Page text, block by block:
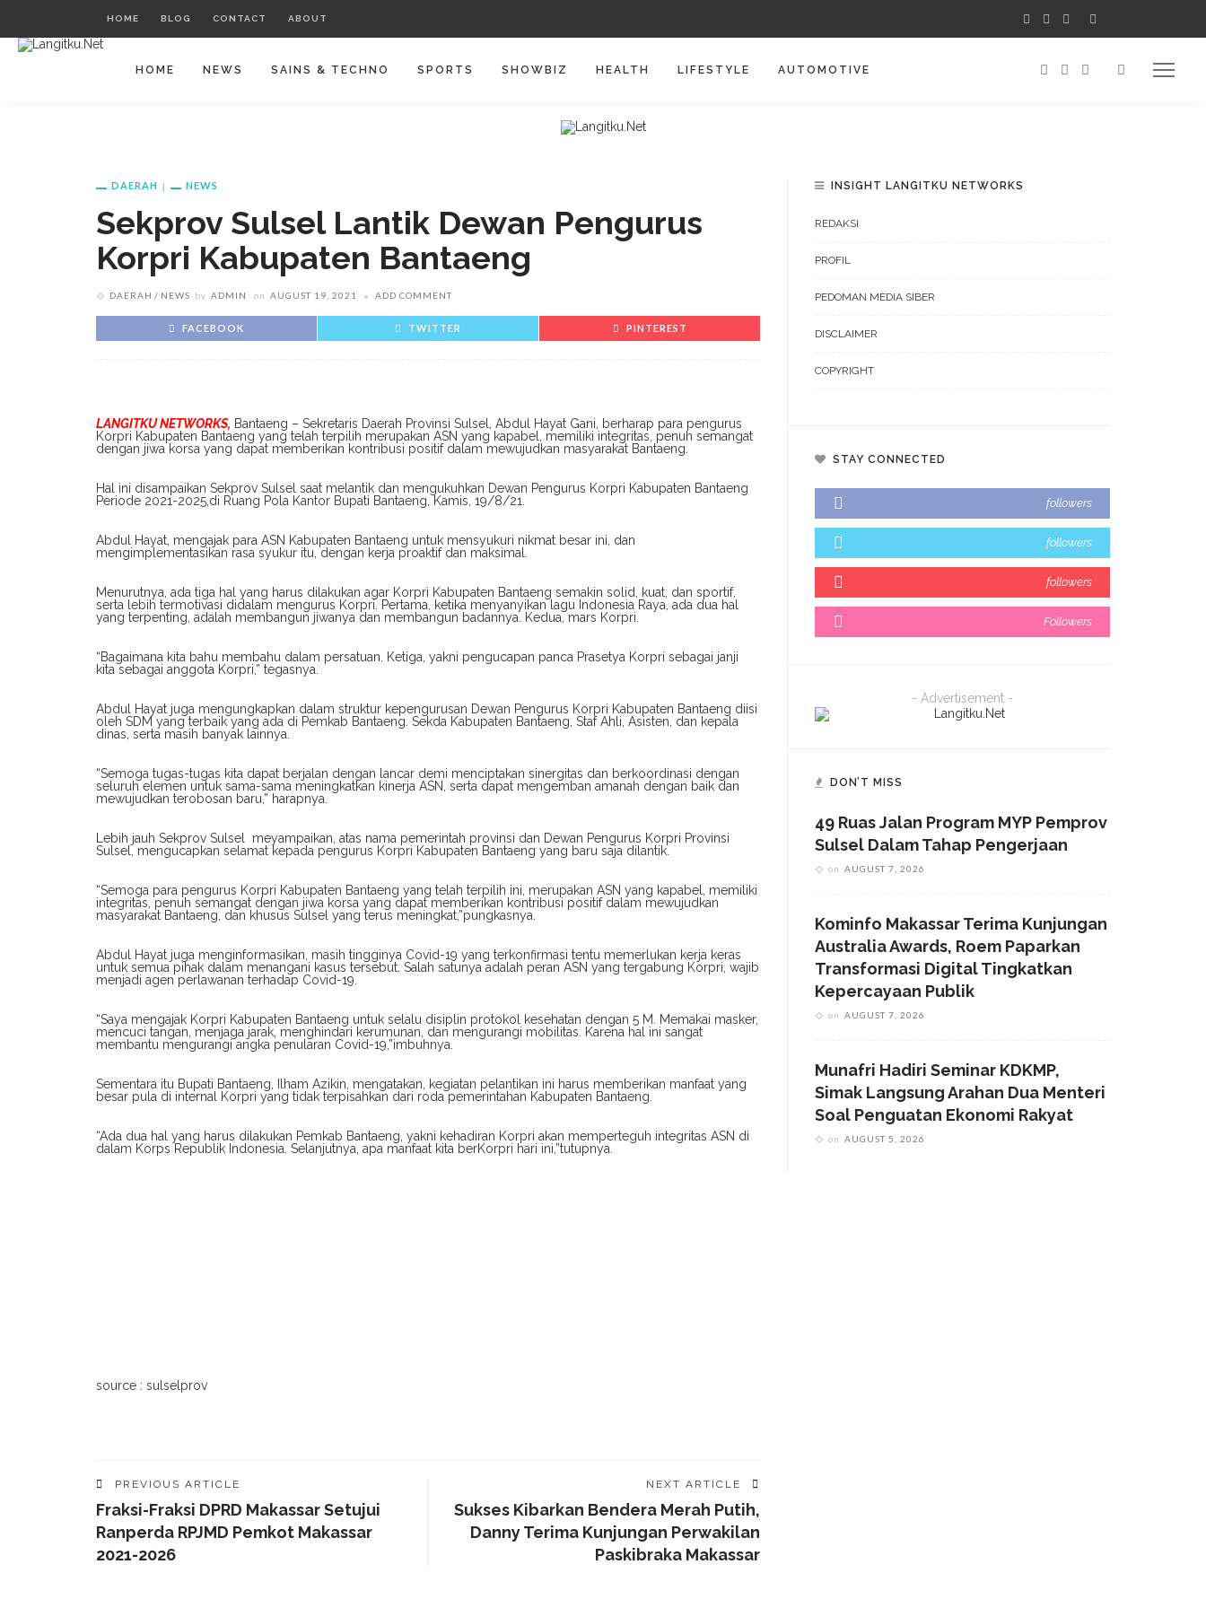
HOME BLOG CONTACT ABOUT
HOME NEWS SAINS & TECHNO SPORTS SHOWBIZ HEALTH LIFESTYLE AUTOMOTIVE
DAERAH NEWS
Sekprov Sulsel Lantik Dewan Pengurus
Korpri Kabupaten Bantaeng
DAERAH NEWS by ADMIN on AUGUST 19, 2021 ADD COMMENT
FACEBOOK TWITTER PINTEREST
LANGITKU NETWORKS, Bantaeng – Sekretaris Daerah Provinsi Sulsel, Abdul Hayat Gani, berharap para pengurus
Korpri Kabupaten Bantaeng yang telah terpilih merupakan ASN yang kapabel, memiliki integritas, penuh semangat
dengan jiwa korsa yang dapat memberikan kontribusi positif dalam mewujudkan masyarakat Bantaeng.
Hal ini disampaikan Sekprov Sulsel saat melantik dan mengukuhkan Dewan Pengurus Korpri Kabupaten Bantaeng
Periode 2021-2025,di Ruang Pola Kantor Bupati Bantaeng, Kamis, 19/8/21.
Abdul Hayat, mengajak para ASN Kabupaten Bantaeng untuk mensyukuri nikmat besar ini, dan
mengimplementasikan rasa syukur itu, dengan kerja proaktif dan maksimal.
Menurutnya, ada tiga hal yang harus dilakukan agar Korpri Kabupaten Bantaeng semakin solid, kuat, dan sportif,
serta lebih termotivasi didalam mengurus Korpri. Pertama, ketika menyanyikan lagu Indonesia Raya, ada dua hal
yang terpenting, adalah membangun jiwanya dan membangun badannya. Kedua, mars Korpri.
“Bagaimana kita bahu membahu dalam persatuan. Ketiga, yakni pengucapan panca Prasetya Korpri sebagai janji
kita sebagai anggota Korpri,” tegasnya.
Abdul Hayat juga mengungkapkan dalam struktur kepengurusan Dewan Pengurus Korpri Kabupaten Bantaeng diisi
oleh SDM yang terbaik yang ada di Pemkab Bantaeng. Sekda Kabupaten Bantaeng, Staf Ahli, Asisten, dan kepala
dinas, serta masih banyak lainnya.
“Semoga tugas-tugas kita dapat berjalan dengan lancar demi menciptakan sinergitas dan berkoordinasi dengan
seluruh elemen untuk sama-sama meningkatkan kinerja ASN, serta dapat mengemban amanah dengan baik dan
mewujudkan terobosan baru,” harapnya.
Lebih jauh Sekprov Sulsel meyampaikan, atas nama pemerintah provinsi dan Dewan Pengurus Korpri Provinsi
Sulsel, mengucapkan selamat kepada pengurus Korpri Kabupaten Bantaeng yang baru saja dilantik.
“Semoga para pengurus Korpri Kabupaten Bantaeng yang telah terpilih ini, merupakan ASN yang kapabel, memiliki
integritas, penuh semangat dengan jiwa korsa yang dapat memberikan kontribusi positif dalam mewujudkan
masyarakat Bantaeng, dan khusus Sulsel yang terus meningkat,”pungkasnya.
Abdul Hayat juga menginformasikan, masih tingginya Covid-19 yang terkonfirmasi tentu memerlukan kerja keras
untuk semua pihak dalam menangani kasus tersebut. Salah satunya adalah peran ASN yang tergabung Korpri, wajib
menjadi agen perlawanan terhadap Covid-19.
“Saya mengajak Korpri Kabupaten Bantaeng untuk selalu disiplin protokol kesehatan dengan 5 M. Memakai masker,
mencuci tangan, menjaga jarak, menghindari kerumunan, dan mengurangi mobilitas. Karena hal ini sangat
membantu mengurangi angka penularan Covid-19,”imbuhnya.
Sementara itu Bupati Bantaeng, Ilham Azikin, mengatakan, kegiatan pelantikan ini harus memberikan manfaat yang
besar pula di internal Korpri yang tidak terpisahkan dari roda pemerintahan Kabupaten Bantaeng.
“Ada dua hal yang harus dilakukan Pemkab Bantaeng, yakni kehadiran Korpri akan memperteguh integritas ASN di
dalam Korps Republik Indonesia. Selanjutnya, apa manfaat kita berKorpri hari ini,”tutupnya.
source : sulselprov
PREVIOUS ARTICLE
Fraksi-Fraksi DPRD Makassar Setujui
Ranperda RPJMD Pemkot Makassar
2021-2026
NEXT ARTICLE
Sukses Kibarkan Bendera Merah Putih,
Danny Terima Kunjungan Perwakilan
Paskibraka Makassar
INSIGHT LANGITKU NETWORKS
REDAKSI
PROFIL
PEDOMAN MEDIA SIBER
DISCLAIMER
COPYRIGHT
STAY CONNECTED
followers
followers
followers
Followers
- Advertisement -
DON’T MISS
49 Ruas Jalan Program MYP Pemprov
Sulsel Dalam Tahap Pengerjaan
on AUGUST 7, 2026
Kominfo Makassar Terima Kunjungan
Australia Awards, Roem Paparkan
Transformasi Digital Tingkatkan
Kepercayaan Publik
on AUGUST 7, 2026
Munafri Hadiri Seminar KDKMP,
Simak Langsung Arahan Dua Menteri
Soal Penguatan Ekonomi Rakyat
on AUGUST 5, 2026